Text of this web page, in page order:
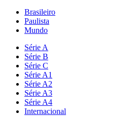
Brasileiro
Paulista
Mundo
Série A
Série B
Série C
Série A1
Série A2
Série A3
Série A4
Internacional